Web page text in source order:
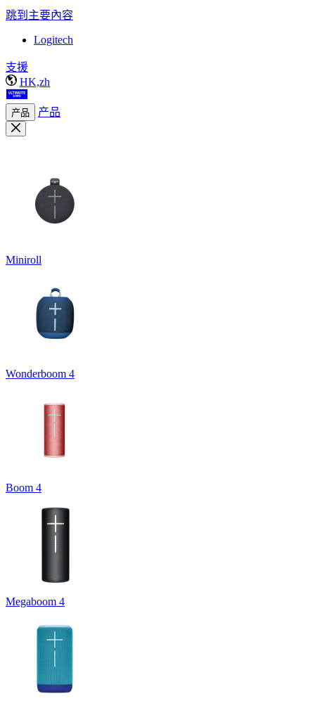
跳到主要內容
Logitech
支援
HK,zh
产品 产品
Miniroll
Wonderboom 4
Boom 4
Megaboom 4